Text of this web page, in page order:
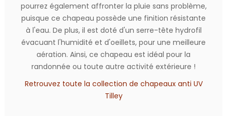
pourrez également affronter la pluie sans problème,
puisque ce chapeau possède une finition résistante
à l'eau. De plus, il est doté d'un serre-tête hydrofil
évacuant l'humidité et d'oeillets, pour une meilleure
aération. Ainsi, ce chapeau est idéal pour la
randonnée ou toute autre activité extérieure !
Retrouvez toute la collection de chapeaux anti UV
Tilley